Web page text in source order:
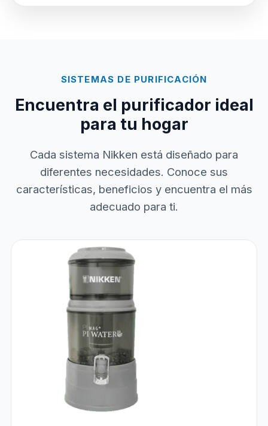
SISTEMAS DE PURIFICACIÓN
Encuentra el purificador ideal
para tu hogar
Cada sistema Nikken está diseñado para
diferentes necesidades. Conoce sus
características, beneficios y encuentra el más
adecuado para ti.